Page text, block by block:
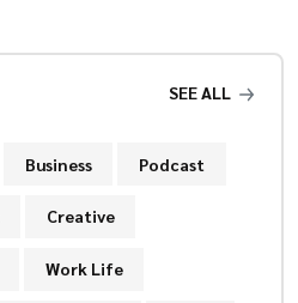
SEE ALL
Business Podcast
Creative
Work Life